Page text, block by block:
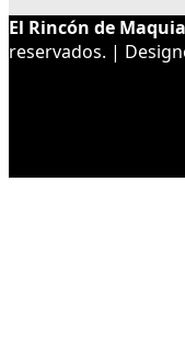
El Rincón de
reservados. |